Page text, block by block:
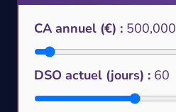
CA annuel (€) : 500,000
DSO actuel (jours) : 60